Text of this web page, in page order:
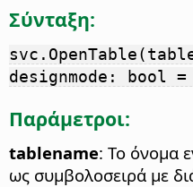
Σύνταξη:
designmode: bool
Παράμετροι:
tablename: Το όνομα
ως συμβολοσειρά με